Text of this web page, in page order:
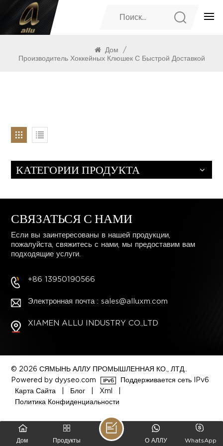
ПРОДУКТЫ
Дом
/
Производитель Хоккейных Клюшек С Быстрой Доставкой
КАТЕГОРИИ ПРОДУКТА
СВЯЗАТЬСЯ С НАМИ
Если вы заинтересованы в нашей продукции,
пожалуйста, свяжитесь с нами, мы предоставим вам
подходящие услуги.
+86 13950190566
Электронная почта : sales@alluxm.com
XIAMEN ALLU INDUSTRY CO.,LTD
© 2026 СЯМЫНЬ АЛЛУ ПРОМЫШЛЕННАЯ КО., ЛТД..
Powered by dyyseo.com
Поддерживается сеть IPv6
Карта Сайта
Блог Xml
Политика Конфиденциальности
Дом Продукты WhatsApp
О АЛЛУ